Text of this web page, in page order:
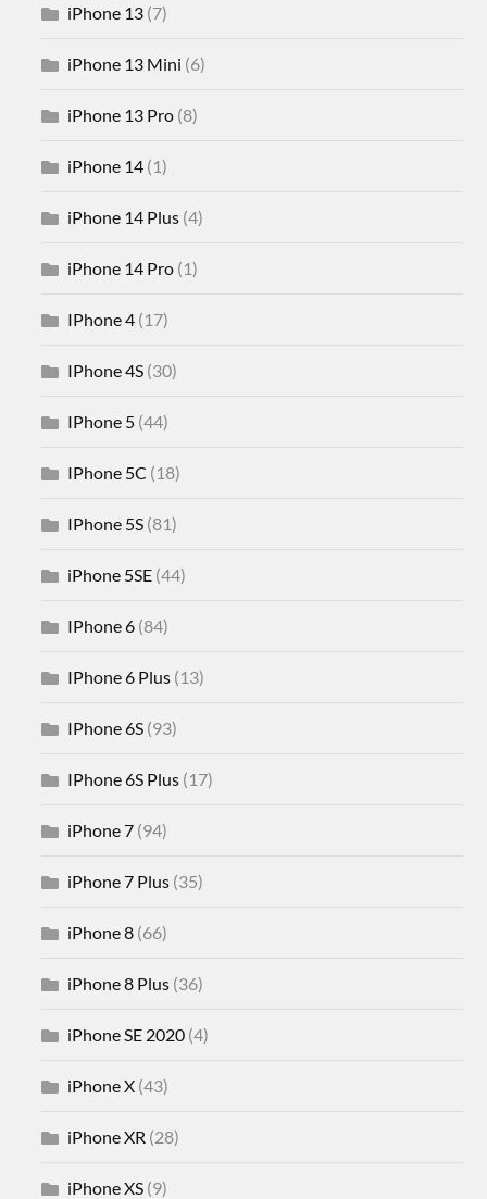
iPhone 13 (7)
iPhone 13 Mini (6)
iPhone 13 Pro (8)
iPhone 14 (1)
iPhone 14 Plus (4)
iPhone 14 Pro (1)
IPhone 4 (17)
IPhone 4S (30)
IPhone 5 (44)
IPhone 5C (18)
IPhone 5S (81)
iPhone 5SE (44)
IPhone 6 (84)
IPhone 6 Plus (13)
IPhone 6S (93)
IPhone 6S Plus (17)
iPhone 7 (94)
iPhone 7 Plus (35)
iPhone 8 (66)
iPhone 8 Plus (36)
iPhone SE 2020 (4)
iPhone X (43)
iPhone XR (28)
iPhone XS (9)